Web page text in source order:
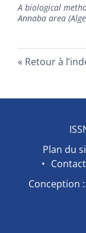
A biological
Annaba area
Retour à
Plan du
Conception